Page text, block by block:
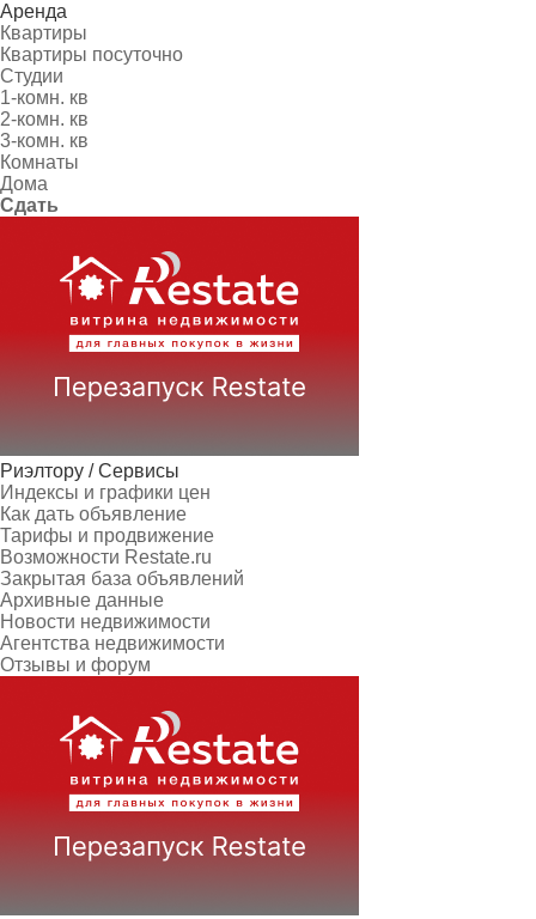
Аренда
Квартиры
Квартиры посуточно
Студии
1-комн. кв
2-комн. кв
3-комн. кв
Комнаты
Дома
Сдать
Риэлтору / Сервисы
Индексы и графики цен
Как дать объявление
Тарифы и продвижение
Возможности Restate.ru
Закрытая база объявлений
Архивные данные
Новости недвижимости
Агентства недвижимости
Отзывы и форум